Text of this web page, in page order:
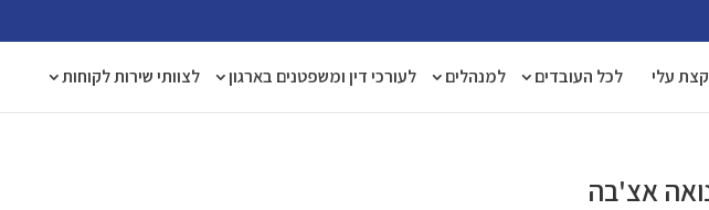
קצת עלי לכל העובדים למנהלים לעורכי דין ומשפטנים בארגון לצוותי שירות לקוחות
אצ'בה